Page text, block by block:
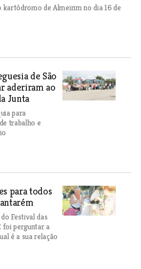
kartódromo de Almeirim no dia 16 de
de São
aderiram ao
Junta
para
trabalho e
para todos
Festival das
foi perguntar a
é a sua relação